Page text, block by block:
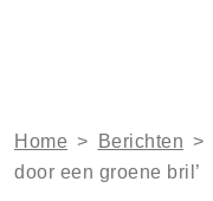
Home > Berichten >
door een groene bril’